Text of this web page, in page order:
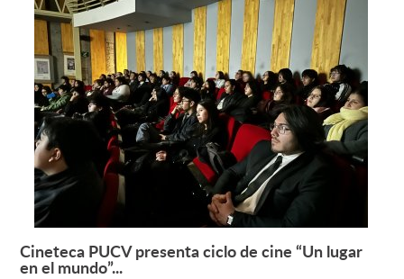
PUCV Internacional
Vinculación con el Medio
Admisión
Pregrado
Postgrado
Formación Continua
Leer más +
Cineteca PUCV presenta ciclo de cine “Un lugar
en el mundo”...